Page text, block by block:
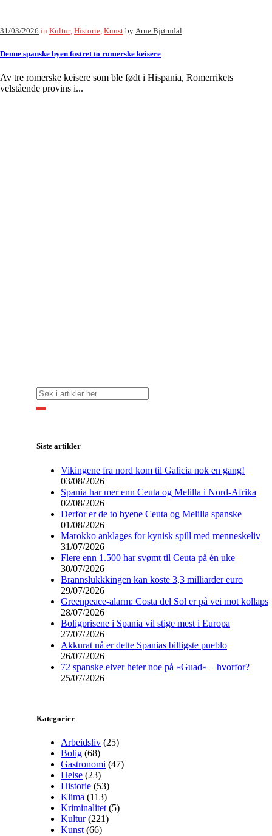
31/03/2026 in Kultur, Historie, Kunst by Arne Bjørndal
Denne spanske byen fostret to romerske keisere
Av tre romerske keisere som ble født i Hispania, Romerrikets
velstående provins i...
Siste artikler
Vikingene fra nord kom til Galicia nok en gang!
03/08/2026
Spania har mer enn Ceuta og Melilla i Nord-Afrika
02/08/2026
Derfor er de to byene Ceuta og Melilla spanske
01/08/2026
Marokko anklages for kynisk spill med menneskeliv
31/07/2026
Flere enn 1.500 har svømt til Ceuta på én uke
30/07/2026
Brannslukkkingen kan koste 3,3 milliarder euro
29/07/2026
Greenpeace-alarm: Costa del Sol er på vei mot kollaps
28/07/2026
Boligprisene i Spania vil stige mest i Europa
27/07/2026
Akkurat nå er dette Spanias billigste pueblo
26/07/2026
72 spanske elver heter noe på «Guad» – hvorfor?
25/07/2026
Kategorier
Arbeidsliv (25)
Bolig (68)
Gastronomi (47)
Helse (23)
Historie (53)
Klima (113)
Kriminalitet (5)
Kultur(221)
Kunst (66)